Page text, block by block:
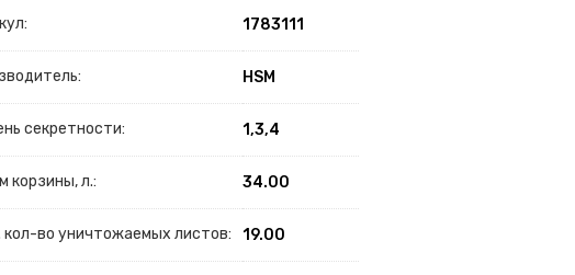
1783111
HSM
секретности: 1,3,4
корзины, л.: 34.00
кол-во уничтожаемых листов: 19.00